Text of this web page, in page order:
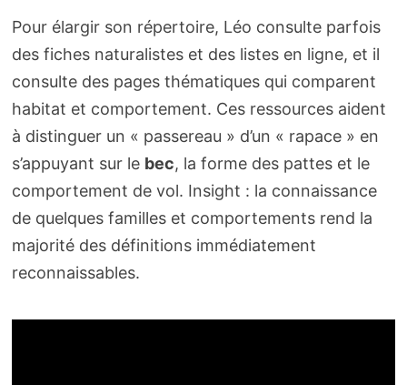
Pour élargir son répertoire, Léo consulte parfois
des fiches naturalistes et des listes en ligne, et il
consulte des pages thématiques qui comparent
habitat et comportement. Ces ressources aident
à distinguer un « passereau » d’un « rapace » en
s’appuyant sur le bec, la forme des pattes et le
comportement de vol. Insight : la connaissance
de quelques familles et comportements rend la
majorité des définitions immédiatement
reconnaissables.